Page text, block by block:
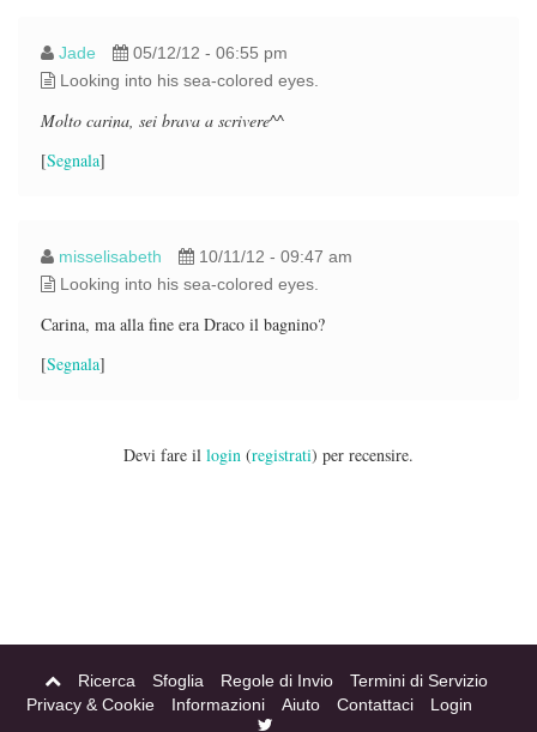
Jade
05/12/12 - 06:55 pm
Looking into his sea-colored eyes.
Molto carina, sei brava a scrivere^^
[Segnala]
misselisabeth
10/11/12 - 09:47 am
Looking into his sea-colored eyes.
Carina, ma alla fine era Draco il bagnino?
[Segnala]
Devi fare il login (registrati) per recensire.
Ricerca Sfoglia Regole di Invio
Termini di Servizio
Privacy & Cookie
Informazioni Aiuto Contattaci Login